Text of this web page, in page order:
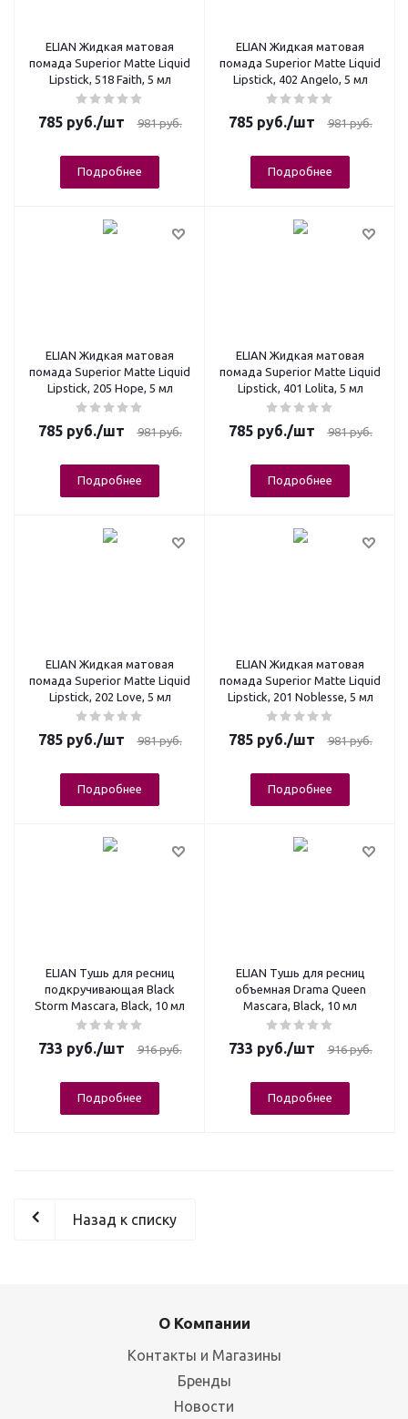
ELIAN Жидкая матовая
помада Superior Matte Liquid
Lipstick, 518 Faith, 5 мл
785руб./шт 981руб.
Подробнее
ELIAN Жидкая матовая
помада Superior Matte Liquid
Lipstick, 402 Angelo, 5 мл
785руб./шт 981руб.
Подробнее
ELIAN Жидкая матовая
помада Superior Matte Liquid
Lipstick, 205 Hope, 5 мл
785руб./шт 981руб.
Подробнее
ELIAN Жидкая матовая
помада Superior Matte Liquid
Lipstick, 401 Lolita, 5 мл
785руб./шт 981руб.
Подробнее
ELIAN Жидкая матовая
помада Superior Matte Liquid
Lipstick, 202 Love, 5 мл
785руб./шт 981руб.
Подробнее
ELIAN Жидкая матовая
помада Superior Matte Liquid
Lipstick, 201 Noblesse, 5 мл
785руб./шт 981руб.
Подробнее
ELIAN Тушь для ресниц
подкручивающая Black
Storm Mascara, Black, 10 мл
733 руб./шт 916руб.
Подробнее
ELIAN Тушь для ресниц
объемная Drama Queen
Mascara, Black, 10 мл
733 руб./шт 916руб.
Подробнее
Назад к списку
О Компании
Контакты и Магазины
Бренды
Новости